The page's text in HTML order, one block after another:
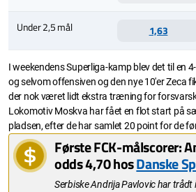
Under 2,5 mål 1,63
I weekendens Superliga-kamp blev det til en
og selvom offensiven og den nye 10'er Zeca
der nok været lidt ekstra træning for
Lokomotiv Moskva har fået en flot start på
pladsen, efter de har samlet 20 point for de
Første FCK-målscorer:
odds 4,70 hosDanske
Serbiske Andrija Pavlovic har trådt